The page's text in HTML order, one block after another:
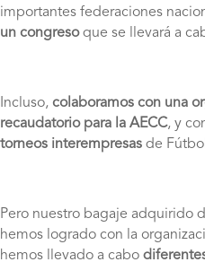
importantes federaciones
un congresoque se llevará a
Incluso, colaboramos con una
recaudatorio para la AECC, y
torneos interempresas de
Pero nuestro bagaje adquirido
hemos logrado con la
hemos llevado a cabo